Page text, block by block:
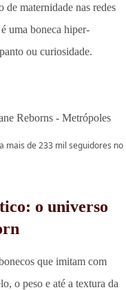
de maternidade nas redes
uma boneca hiper-
ou curiosidade.
mais de 233 mil seguidores no
o universo
que imitam com
o peso e até a textura da